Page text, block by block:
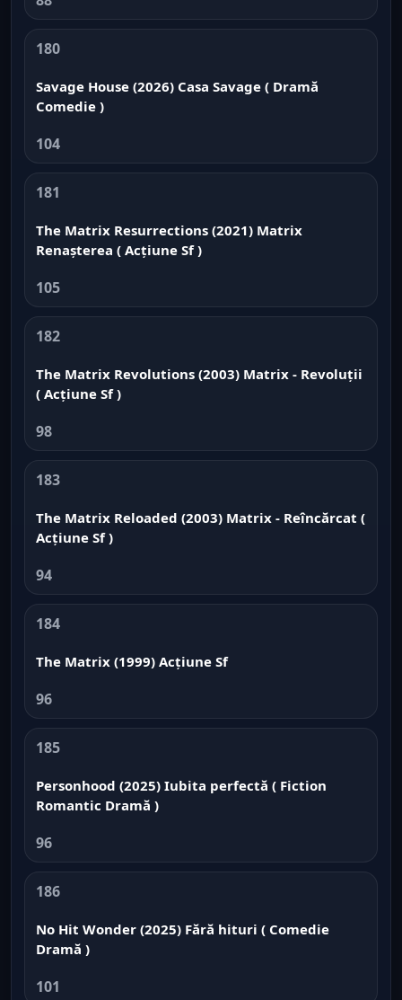
180
Savage House (2026) Casa Savage ( Dramă
Comedie )
104
181
The Matrix Resurrections (2021) Matrix
Renașterea ( Acțiune Sf )
105
182
The Matrix Revolutions (2003) Matrix - Revoluții
( Acțiune Sf )
98
183
The Matrix Reloaded (2003) Matrix - Reîncărcat (
Acțiune Sf )
94
184
The Matrix (1999) Acțiune Sf
96
185
Personhood (2025) Iubita perfectă ( Fiction
Romantic Dramă )
96
186
No Hit Wonder (2025) Fără hituri ( Comedie
Dramă )
101